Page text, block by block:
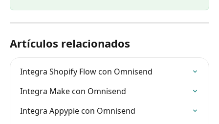
Artículos relacionados
Integra Shopify Flow con Omnisend
Integra Make con Omnisend
Integra Appypie con Omnisend